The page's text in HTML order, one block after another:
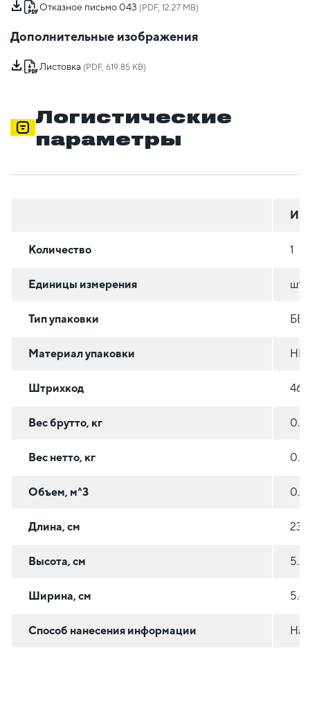
Отказное письмо 043 (PDF, 12.27 MB)
Дополнительные изображения
Листовка (PDF, 619.85 KB)
Логистические
параметры
Количество 1
Единицы измерения шт
Тип упаковки
Материал упаковки НЕ
Штрихкод
Вес брутто, кг
Вес нетто, кг
Объем, м^3
Длина, см 23.3
Высота, см 5.2
Ширина, см 5.4
Способ нанесения информации На